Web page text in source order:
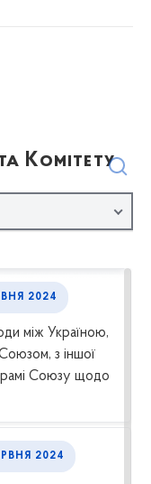
Комітету
2024
між Україною,
з іншої
Союзу щодо
2024